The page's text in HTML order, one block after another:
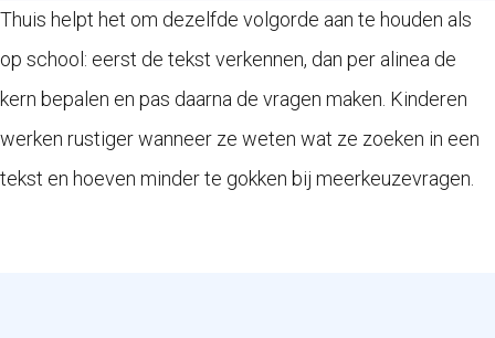
Thuis helpt het om dezelfde volgorde aan te houden als
op school: eerst de tekst verkennen, dan per alinea de
kern bepalen en pas daarna de vragen maken. Kinderen
werken rustiger wanneer ze weten wat ze zoeken in een
tekst en hoeven minder te gokken bij meerkeuzevragen.